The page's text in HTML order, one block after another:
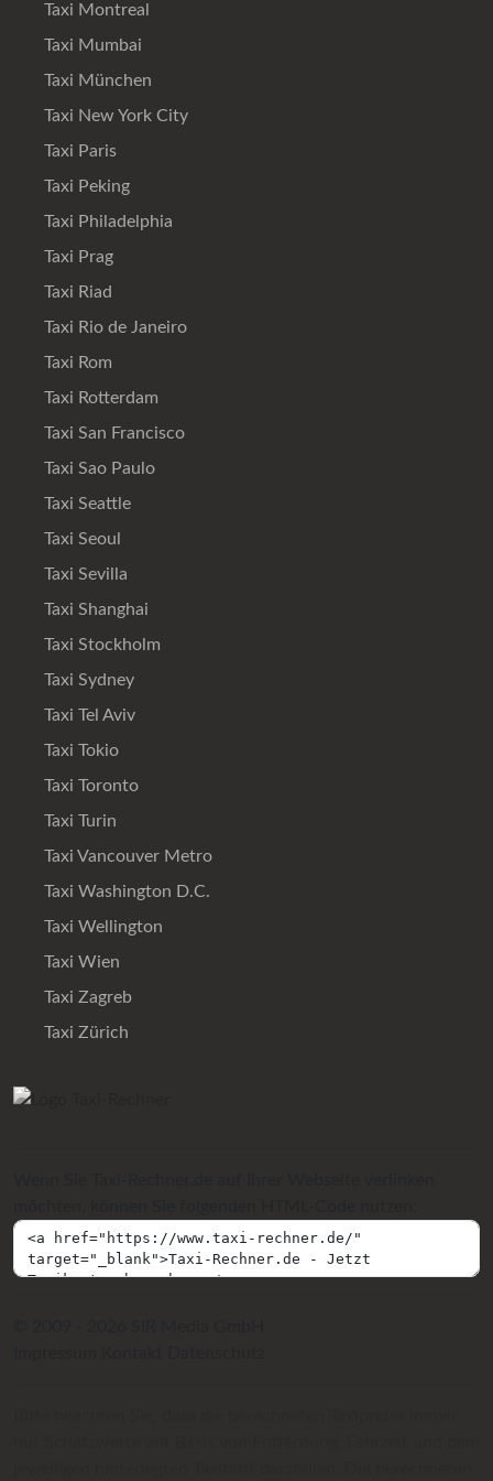
Taxi Montreal
Taxi Mumbai
Taxi München
Taxi New York City
Taxi Paris
Taxi Peking
Taxi Philadelphia
Taxi Prag
Taxi Riad
Taxi Rio de Janeiro
Taxi Rom
Taxi Rotterdam
Taxi San Francisco
Taxi Sao Paulo
Taxi Seattle
Taxi Seoul
Taxi Sevilla
Taxi Shanghai
Taxi Stockholm
Taxi Sydney
Taxi Tel Aviv
Taxi Tokio
Taxi Toronto
Taxi Turin
Taxi Vancouver Metro
Taxi Washington D.C.
Taxi Wellington
Taxi Wien
Taxi Zagreb
Taxi Zürich